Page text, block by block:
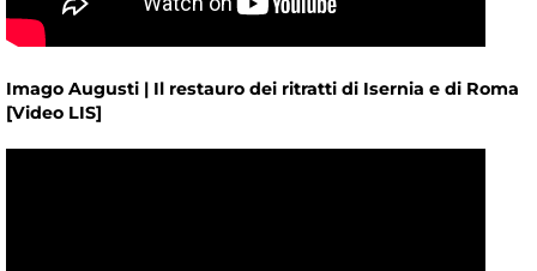
Imago Augusti | Il restauro dei ritratti di Isernia e di Roma
[Video LIS]